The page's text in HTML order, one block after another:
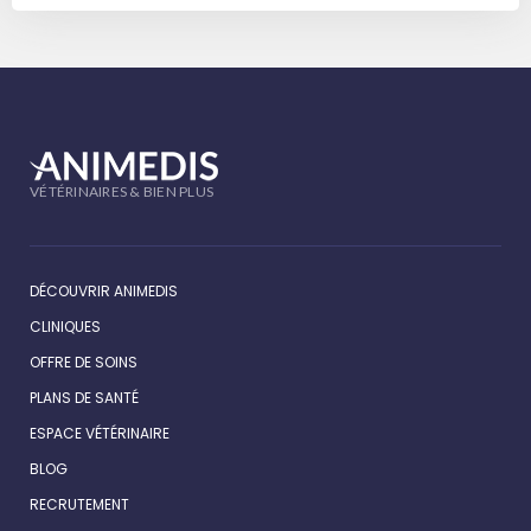
VÉTÉRINAIRES & BIEN PLUS
DÉCOUVRIR ANIMEDIS
CLINIQUES
OFFRE DE SOINS
PLANS DE SANTÉ
ESPACE VÉTÉRINAIRE
BLOG
RECRUTEMENT